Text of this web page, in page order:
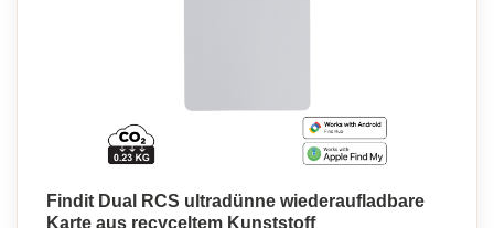
Findit Dual RCS ultradünne wiederaufladbare
Karte aus recyceltem Kunststoff